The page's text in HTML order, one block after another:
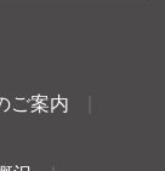
ご案内